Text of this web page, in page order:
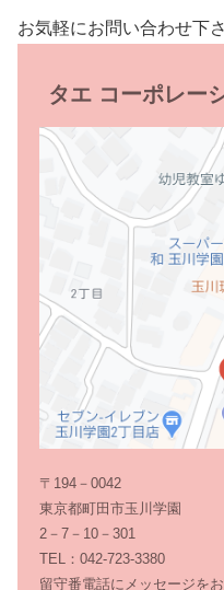
お気軽にお問い合わせ下
タエ コーポレー
〒194－0042
東京都町田市玉川学園
2－7－10－301
TEL：042-723-3380
留守番電話にメッセージを